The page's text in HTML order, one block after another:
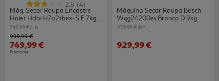
2.8 (4)
Máq. Secar Roupa Encastre
Haier Hdbi H7a2tbex-S E 7kg
Bc
749.99 €/un
Price reduced from
999,99 €to
749,99 €
Promoção
Máquina Secar Roupa Bosch
Wqg24200es Branco D 9kg
929.99 €/un
929,99 €